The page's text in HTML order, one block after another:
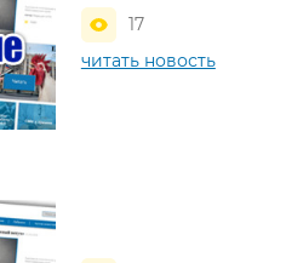
17
читать новость